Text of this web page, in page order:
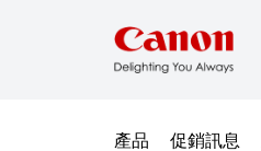
產品 促銷訊息